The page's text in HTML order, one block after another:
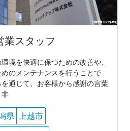
業スタッフ
境を快適に保つための改善や、
のメンテナンスを行うことで
通じて、お客様から感謝の言葉
県 上越市